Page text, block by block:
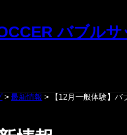
> 最新情報 > 【12月一般体験】バ